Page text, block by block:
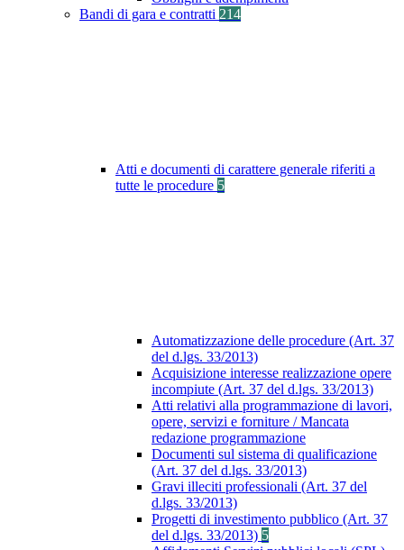
Bandi di gara e contratti 214
Atti e documenti di carattere generale riferiti a
tutte le procedure 5
Automatizzazione delle procedure (Art. 37
del d.lgs. 33/2013)
Acquisizione interesse realizzazione opere
incompiute (Art. 37 del d.lgs. 33/2013)
Atti relativi alla programmazione di lavori,
opere, servizi e forniture / Mancata
redazione programmazione
Documenti sul sistema di qualificazione
(Art. 37 del d.lgs. 33/2013)
Gravi illeciti professionali (Art. 37 del
d.lgs. 33/2013)
Progetti di investimento pubblico (Art. 37
del d.lgs. 33/2013) 5